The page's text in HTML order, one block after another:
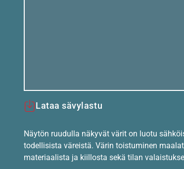
Lataa sävylastu
Näytön ruudulla näkyvät värit on luotu
todellisista väreistä. Värin toistuminen
materiaalista ja kiillosta sekä tilan